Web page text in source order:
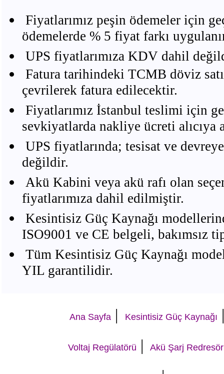
Fiyatlarımız peşin ödemeler için
ödemelerde % 5 fiyat farkı
UPS fiyatlarımıza KDV dahil
Fatura tarihindeki TCMB döviz
çevrilerek fatura edilecektir.
Fiyatlarımız İstanbul teslimi için
sevkiyatlarda nakliye ücreti alıcıya
UPS fiyatlarında; tesisat ve
değildir.
Akü Kabini veya akü rafı olan
fiyatlarımıza dahil edilmiştir.
Kesintisiz Güç Kaynağı
ISO9001 ve CE belgeli, bakımsız
Tüm Kesintisiz Güç Kaynağı
YIL garantilidir.
Ana Sayfa | Kesintisiz Güç Kaynağı
Voltaj Regülatörü | Akü Şarj